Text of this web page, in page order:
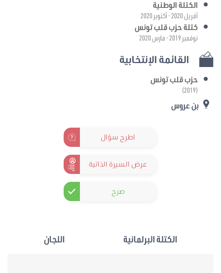
الكتلة الوطنية
أفريل 2020 - أكتوبر 2020
كتلة حزب قلب تونس
نوفمبر 2019 - مارس 2020
القائمة الإنتخابية
حزب قلب تونس
(2019)
بن عروس
اطرح سؤال
عرض السيرة الذاتية
صرح
الكتلة البرلمانية اللجان